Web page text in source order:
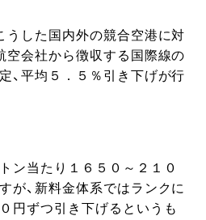
うした国内外の競合空港に対
空会社から徴収する国際線の
、平均５．５％引き下げが行
ン当たり１６５０～２１０
が、新料金体系ではランクに
円ずつ引き下げるというも